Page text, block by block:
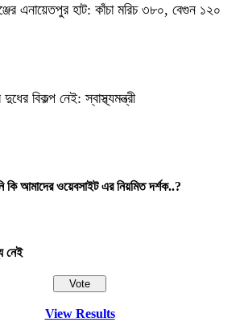
এনায়েতপুর হাট: কাঁচা মরিচ ৩৮০, বেগুন ১২০
বিকল্প নেই: স্বাস্থ্যমন্ত্রী
কি আমাদের ওয়েবসাইট এর নিয়মিত দর্শক..?
নেই
View Results